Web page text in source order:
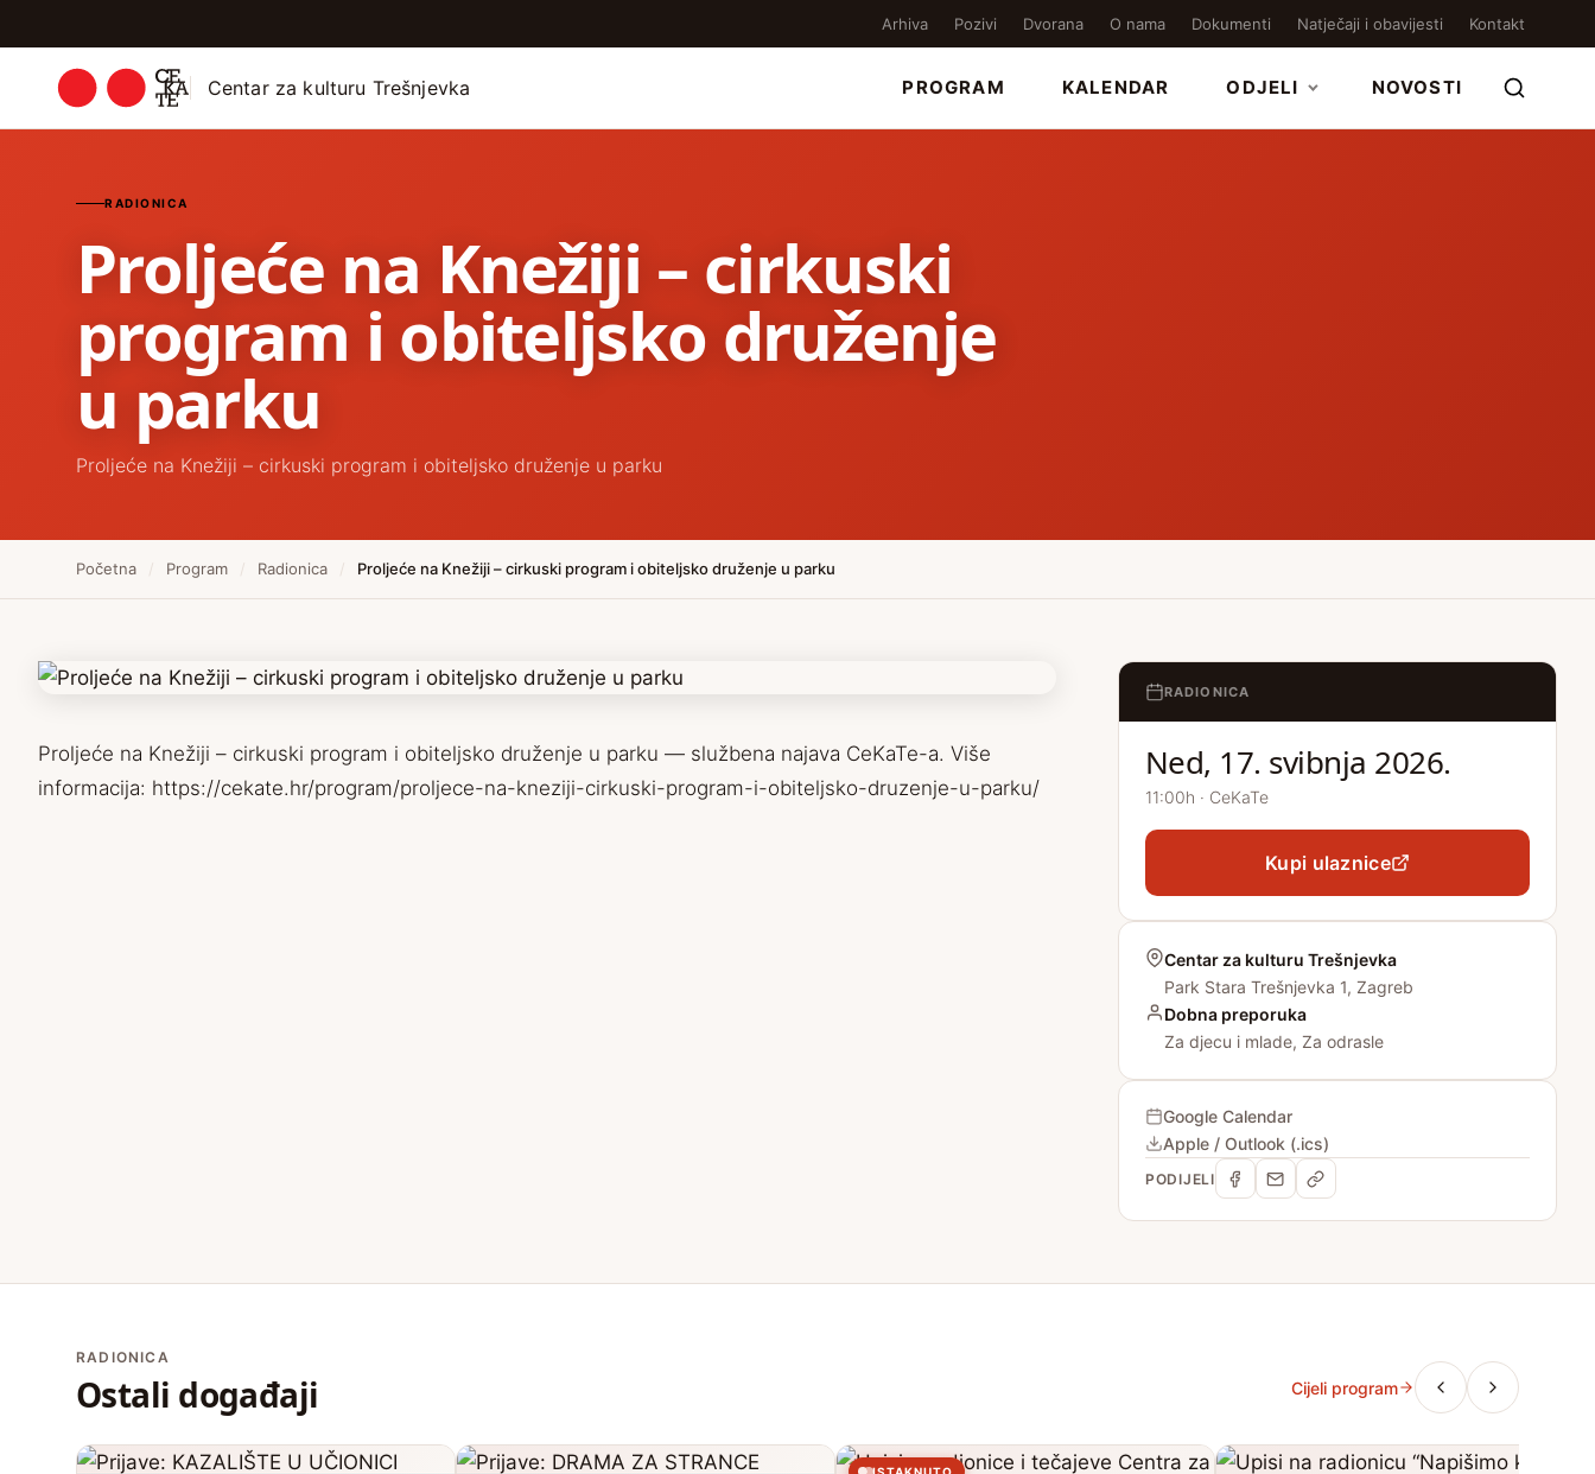
Arhiva Pozivi Dvorana O nama Dokumenti Natječaji i obavijesti Kontakt
Centar za kulturu Trešnjevka PROGRAM KALENDAR ODJELI NOVOSTI
RADIONICA
Proljeće na Knežiji – cirkuski
program i obiteljsko druženje
u parku
Proljeće na Knežiji – cirkuski program i obiteljsko druženje u parku
Početna / Program / Radionica / Proljeće na Knežiji – cirkuski program i obiteljsko druženje u parku
Proljeće na Knežiji – cirkuski program i obiteljsko druženje u parku — službena najava CeKaTe-a. Više
informacija: https://cekate.hr/program/proljece-na-kneziji-cirkuski-program-i-obiteljsko-druzenje-u-parku/
RADIONICA
Ned, 17. svibnja 2026.
11:00h · CeKaTe
Kupi ulaznice
Centar za kulturu Trešnjevka
Park Stara Trešnjevka 1, Zagreb
Dobna preporuka
Za djecu i mlade, Za odrasle
Google Calendar
Apple / Outlook (.ics)
PODIJELI
RADIONICA
Ostali događaji Cijeli program